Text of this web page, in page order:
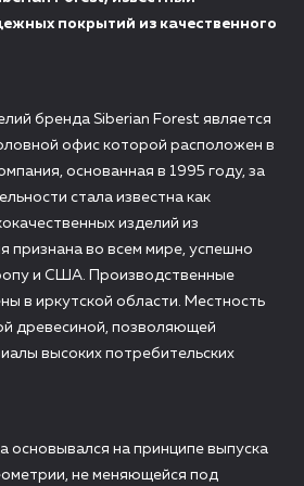
покрытий из качественного
бренда Siberian Forest является
офис которой расположен в
основанная в 1995 году, за
стала известна как
изделий из
признана во всем мире, успешно
и США. Производственные
в иркутской области. Местность
древесиной, позволяющей
высоких потребительских
основывался на принципе выпуска
не меняющейся под